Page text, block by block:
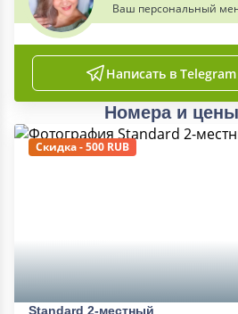
Ваш персональный
Написать в Telegram
Номера и
Скидка - 500 RUB
Standard 2-местный